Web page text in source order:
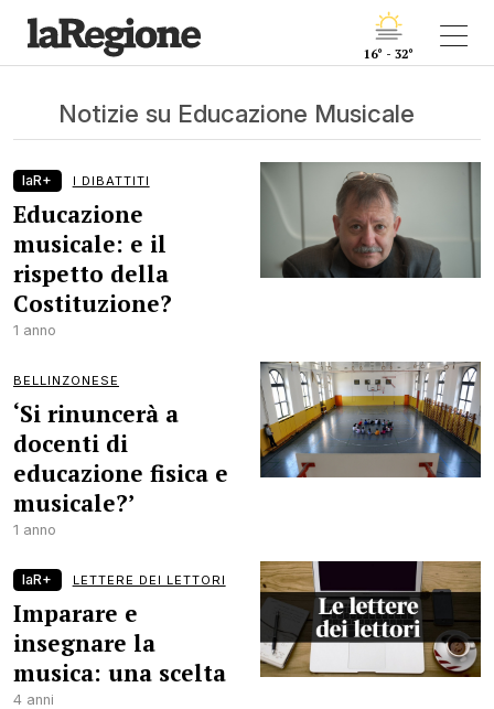
16° - 32°
Notizie su Educazione Musicale
laR+ I DIBATTITI
Educazione
musicale: e il
rispetto della
Costituzione?
1 anno
BELLINZONESE
‘Si rinuncerà a
docenti di
educazione fisica e
musicale?’
1 anno
laR+ LETTERE DEI LETTORI
Imparare e
insegnare la
musica: una scelta
4 anni